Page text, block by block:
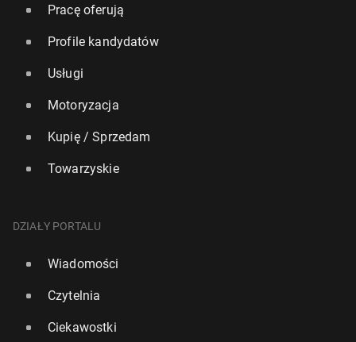
Pracę oferują
Profile kandydatów
Usługi
Motoryzacja
Kupię / Sprzedam
Towarzyskie
DZIAŁY PORTALU
Wiadomości
Czytelnia
Ciekawostki